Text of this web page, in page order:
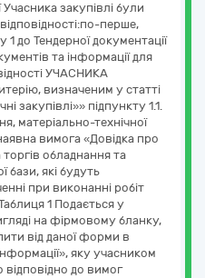
закупівлі були
перше,
1 до Тендерної документації
та інформації для
УЧАСНИКА
визначеним у статті
закупівлі»» підпункту 1.1.
матеріально-технічної
вимога «Довідка про
обладнання та
бази, які будуть
при виконанні робіт
1 Подається у
на фірмовому бланку,
від даної форми в
яку учасником
відповідно до вимог